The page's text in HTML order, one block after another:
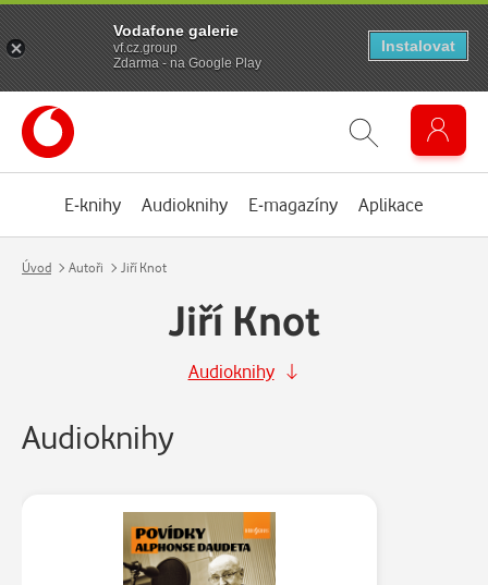
E-knihy Audioknihy E-magazíny Aplikace
Úvod Autoři Jiří Knot
Jiří Knot
Audioknihy
Audioknihy
Vodafone galerie
vf.cz.group
Zdarma - na Google Play
Instalovat